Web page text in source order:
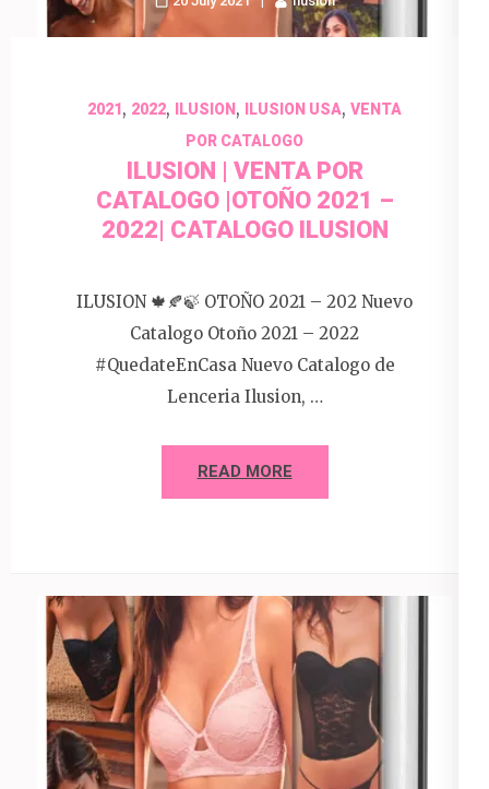
2021, 2022, ILUSION , ILUSION USA, VENTA
POR CATALOGO
ILUSION | VENTA POR
CATALOGO |OTOÑO 2021 –
2022| CATALOGO ILUSION
ILUSION 🍁🍂🍃 OTOÑO 2021 – 202 Nuevo
Catalogo Otoño 2021 – 2022
#QuedateEnCasa Nuevo Catalogo de
Lenceria Ilusion, …
READ MORE